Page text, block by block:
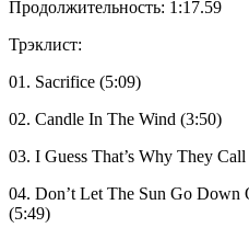
Продолжительность: 1:17.59
Трэклист:
01. Sacrifice (5:09)
02. Candle In The Wind (3:50)
03. I Guess That’s Why They
04. Don’t Let The Sun Go
(5:49)